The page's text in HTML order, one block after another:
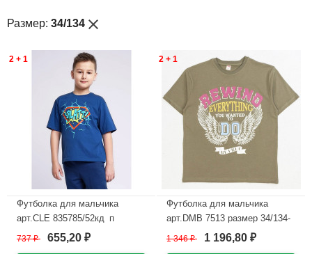
Размер: 34/134 close
2 + 1
Футболка для мальчика
арт.CLE 835785/52кд_п
размер 34/134-42/158 цвет
737₽ 655,20 ₽
2 + 1
Футболка для мальчика
арт.DMB 7513 размер 34/134-
44/164 цвет хаки
1 346₽ 1 196,80 ₽